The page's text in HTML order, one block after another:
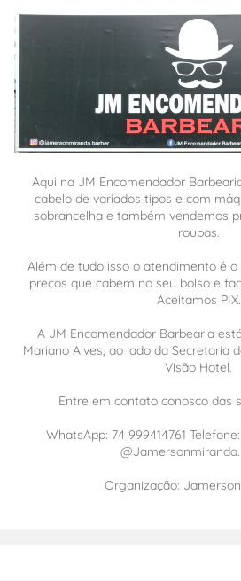
Aqui na JM Encomendador
cabelo de variados tipos e com
sobrancelha e também vendemos
roupas.
Além de tudo isso o atendimento é
preços que cabem no seu bolso e
Aceitamos PIX.
A JM Encomendador Barbearia
Mariano Alves, ao lado da Secretaria
Visão Hotel.
Entre em contato conosco das
WhatsApp: 74 999414761
Organização: